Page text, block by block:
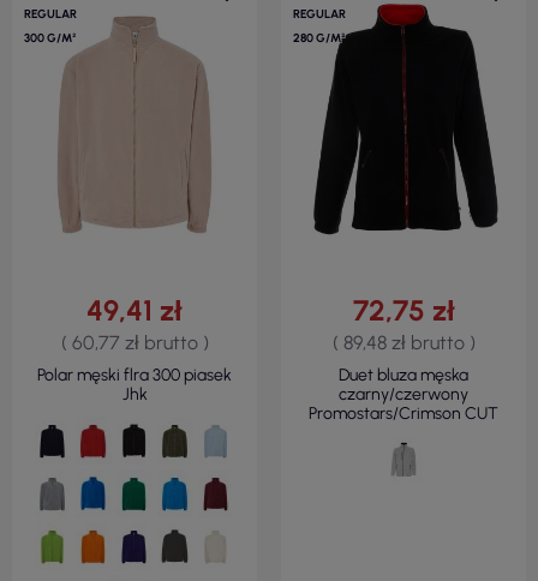
REGULAR
300 G/M²
49,41 zł
( 60,77 zł brutto )
Polar męski flra 300 piasek
Jhk
REGULAR
280 G/M²
72,75 zł
( 89,48 zł brutto )
Duet bluza męska
czarny/czerwony
Promostars/Crimson CUT